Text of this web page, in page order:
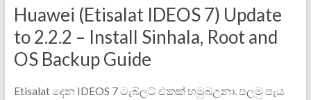
Huawei (Etisalat IDEOS 7) Update
to 2.2.2 – Install Sinhala, Root and
OS Backup Guide
Etisalat දෙන IDEOS 7 ටැබ්ලට් එකක් හමුබඋනා. පලමු පැය